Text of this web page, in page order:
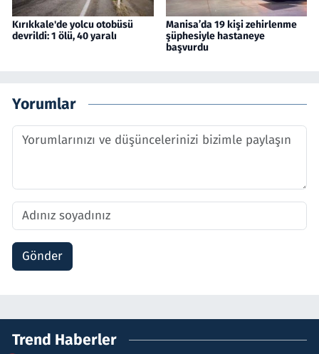
Kırıkkale'de yolcu otobüsü
devrildi: 1 ölü, 40 yaralı
Manisa’da 19 kişi zehirlenme
şüphesiyle hastaneye
başvurdu
Yorumlar
Gönder
Trend Haberler